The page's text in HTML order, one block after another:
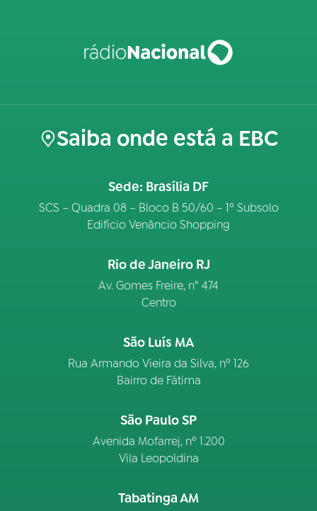
Saiba onde está a EBC
Sede: Brasília DF
SCS – Quadra 08 – Bloco B 50/60 – 1º Subsolo
Edifício Venâncio Shopping
Rio de Janeiro RJ
Av. Gomes Freire, n° 474
Centro
São Luís MA
Rua Armando Vieira da Silva, nº 126
Bairro de Fátima
São Paulo SP
Avenida Mofarrej, nº 1.200
Vila Leopoldina
Tabatinga AM